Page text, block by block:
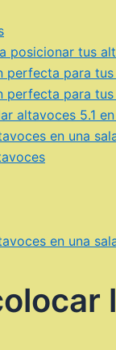
posicionar tus
perfecta para
perfecta para
altavoces 5.1
en una
en una